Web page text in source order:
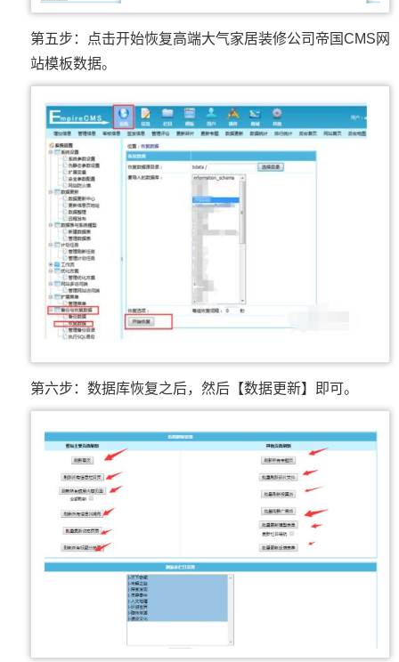
第五步：点击开始恢复高端大气家居装修公司帝国CMS网
站模板数据。
第六步：数据库恢复之后，然后【数据更新】即可。